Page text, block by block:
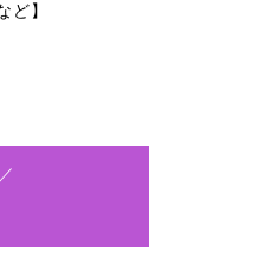
ど】